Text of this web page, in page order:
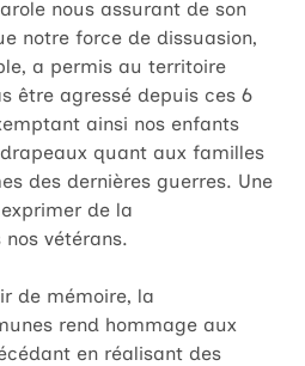
nous assurant de son
notre force de dissuasion,
a permis au territoire
être agressé depuis ces 6
ainsi nos enfants
drapeaux quant aux familles
des dernières guerres. Une
de la
nos vétérans.
de mémoire, la
rend hommage aux
en réalisant des